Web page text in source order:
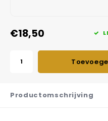
€18,50
Productomschrijving